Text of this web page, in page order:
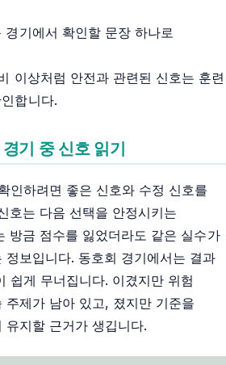
경기에서 확인할 문장 하나로
이상처럼 안전과 관련된 신호는 훈련
합니다.
기 중 신호 읽기
인하려면 좋은 신호와 수정 신호를
호는 다음 선택을 안정시키는
방금 점수를 잃었더라도 같은 실수가
보입니다. 동호회 경기에서는 결과
쉽게 무너집니다. 이겼지만 위험
주제가 남아 있고, 졌지만 기준을
지할 근거가 생깁니다.